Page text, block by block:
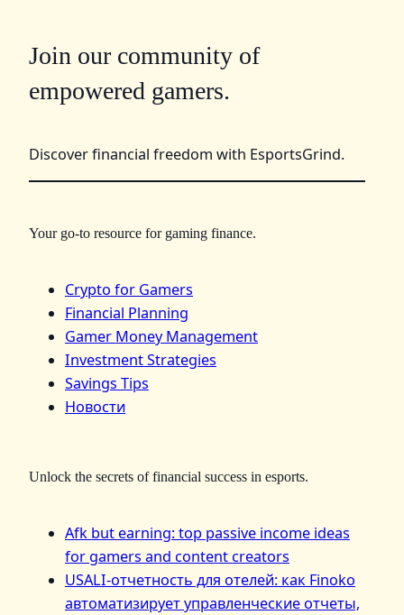
Join our community of
empowered gamers.
Discover financial freedom with EsportsGrind.
Your go-to resource for gaming finance.
Crypto for Gamers
Financial Planning
Gamer Money Management
Investment Strategies
Savings Tips
Новости
Unlock the secrets of financial success in esports.
Afk but earning: top passive income ideas
for gamers and content creators
USALI-отчетность для отелей: как Finoko
автоматизирует управленческие отчеты,